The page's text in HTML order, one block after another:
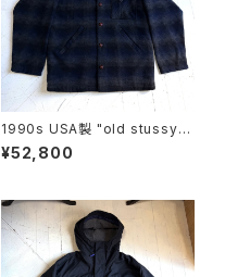
1990s USA製 "old stussy"
omble check jacket
¥52,800